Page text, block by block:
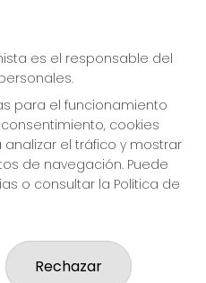
326-BARCELONA -
Las Alquimias de La
con ilusión.
es el responsable del
para el funcionamiento
cookies
el tráfico y mostrar
de navegación. Puede
o consultar la Política de
Rechazar